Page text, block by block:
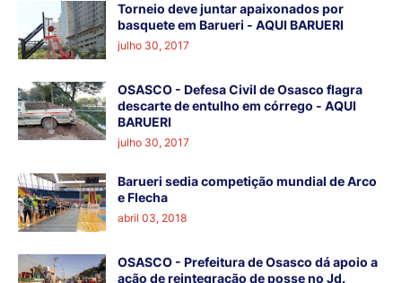
Torneio deve juntar apaixonados por
basquete em Barueri - AQUI BARUERI
julho 30, 2017
OSASCO - Defesa Civil de Osasco flagra
descarte de entulho em córrego - AQUI
BARUERI
julho 30, 2017
Barueri sedia competição mundial de Arco
e Flecha
abril 03, 2018
OSASCO - Prefeitura de Osasco dá apoio a
ação de reintegração de posse no Jd.